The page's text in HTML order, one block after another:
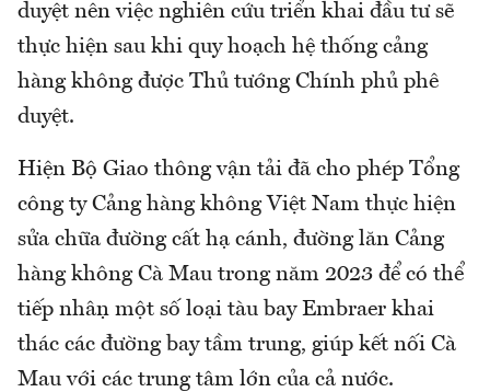
duyệt nên việc nghiên cứu triển khai đầu tư sẽ
thực hiện sau khi quy hoạch hệ thống cảng
hàng không được Thủ tướng Chính phủ phê
duyệt.
Hiện Bộ Giao thông vận tải đã cho phép Tổng
công ty Cảng hàng không Việt Nam thực hiện
sửa chữa đường cất hạ cánh, đường lăn Cảng
hàng không Cà Mau trong năm 2023 để có thể
tiếp nhận một số loại tàu bay Embraer khai
thác các đường bay tầm trung, giúp kết nối Cà
Mau với các trung tâm lớn của cả nước.